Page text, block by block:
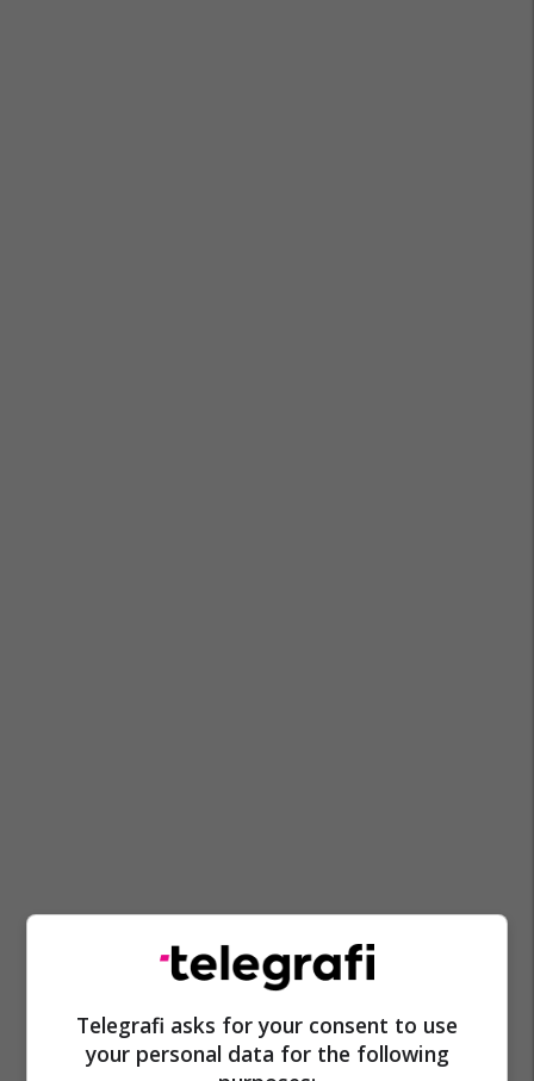
Telegrafi asks for your consent to use
your personal data for the following